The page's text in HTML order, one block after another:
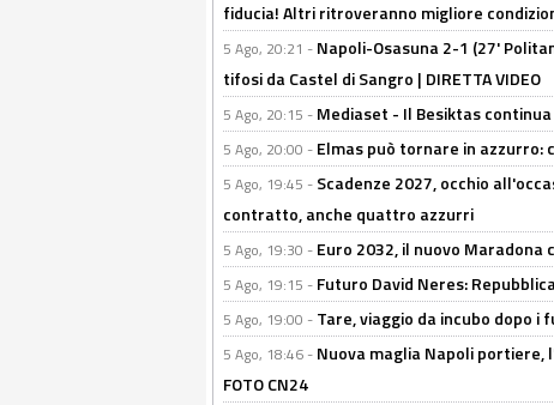
fiducia! Altri ritroveranno migliore
5 Ago, 20:21 - Napoli-Osasuna 2-1 (27'
tifosi da Castel di Sangro | DIRETTA VIDEO
5 Ago, 20:15 - Mediaset - Il Besiktas
5 Ago, 20:00 - Elmas può tornare in azzurro:
5 Ago, 19:45 - Scadenze 2027, occhio
contratto, anche quattro azzurri
5 Ago, 19:30 - Euro 2032, il nuovo
5 Ago, 19:15 - Futuro David Neres:
5 Ago, 19:00 - Tare, viaggio da incubo dopo i
5 Ago, 18:46 - Nuova maglia Napoli portiere,
FOTO CN24